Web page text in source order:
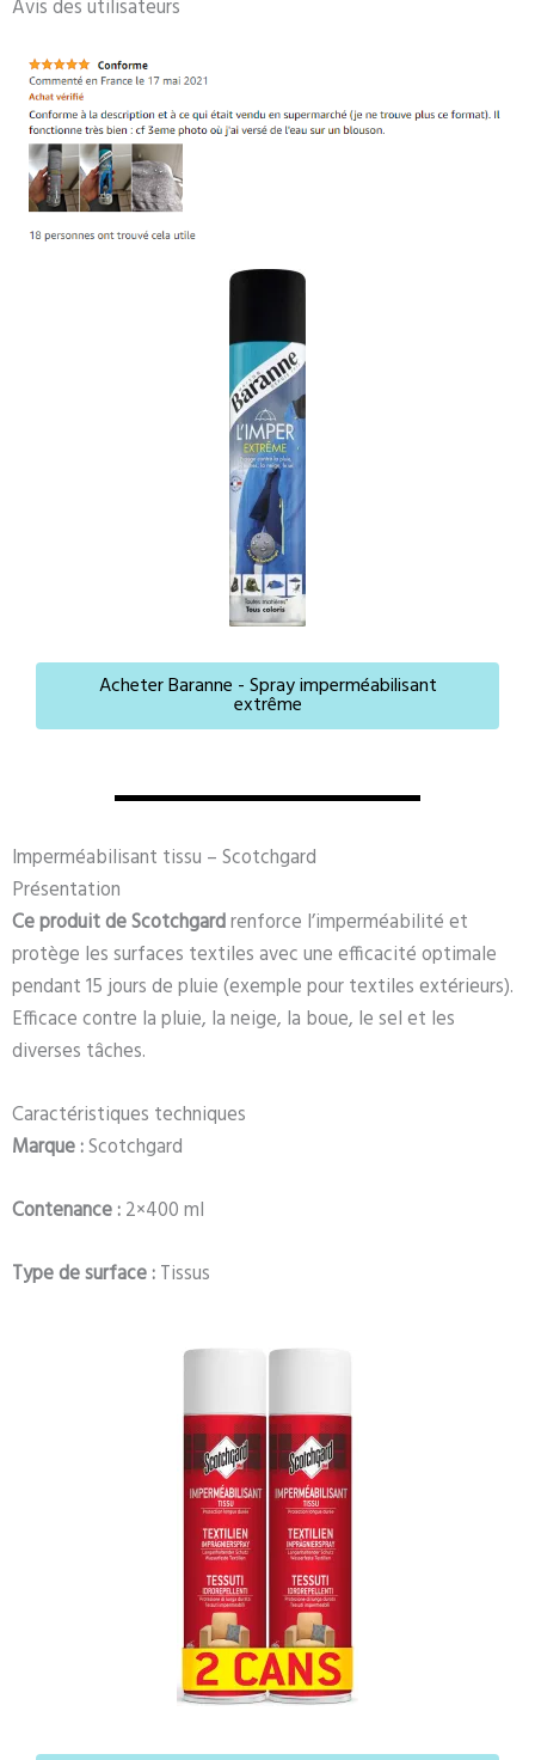
Avis des utilisateurs
Acheter Baranne - Spray imperméabilisant
extrême
Imperméabilisant tissu – Scotchgard
Présentation
Ce produit de Scotchgardrenforce l’imperméabilité et
protège les surfaces textiles avec une efficacité optimale
pendant 15 jours de pluie (exemple pour textiles extérieurs).
Efficace contre la pluie, la neige, la boue, le sel et les
diverses tâches.
Caractéristiques techniques
Marque :Scotchgard
Contenance :2×400 ml
Type de surface :Tissus